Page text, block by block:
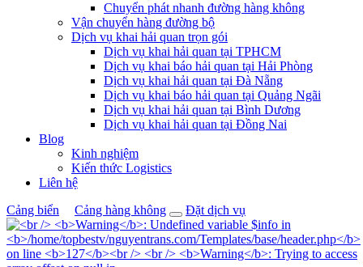
Chuyển phát nhanh đường hàng không
Vận chuyển hàng đường bộ
Dịch vụ khai hải quan trọn gói
Dịch vụ khai hải quan tại TPHCM
Dịch vụ khai báo hải quan tại Hải Phòng
Dịch vụ khai hải quan tại Đà Nẵng
Dịch vụ khai báo hải quan tại Quảng Ngãi
Dịch vụ khai hải quan tại Bình Dương
Dịch vụ khai hải quan tại Đồng Nai
Blog
Kinh nghiệm
Kiến thức Logistics
Liên hệ
Cảng biển
Cảng hàng không Đặt dịch vụ